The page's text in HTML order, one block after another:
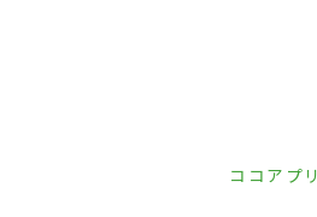
ココアプリ